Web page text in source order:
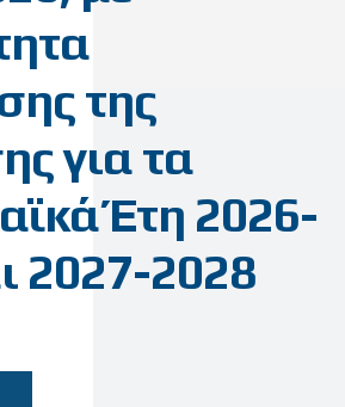
της
για τα
Έτη 2026-
2027-2028